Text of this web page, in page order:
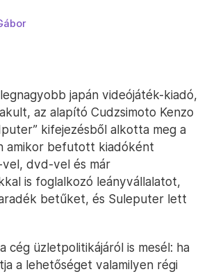
japán videójáték-kiadó,
az alapító Cudzsimoto Kenzo
kifejezésből alkotta meg a
amikor befutott kiadóként
dvd-vel és már
is foglalkozó leányvállalatot,
betűket, és Suleputer lett
cég üzletpolitikájáról is mesél: ha
a lehetőséget valamilyen régi